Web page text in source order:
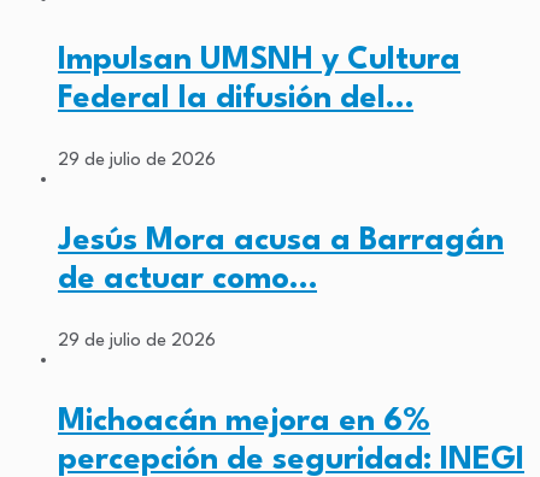
Impulsan UMSNH y Cultura
Federal la difusión del…
29 de julio de 2026
Jesús Mora acusa a Barragán
de actuar como…
29 de julio de 2026
Michoacán mejora en 6%
percepción de seguridad: INEGI